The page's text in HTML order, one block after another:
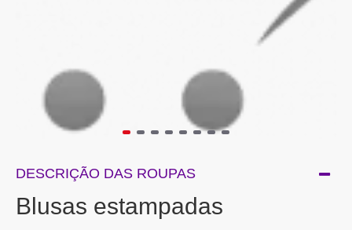
DESCRIÇÃO DAS ROUPAS
Blusas estampadas